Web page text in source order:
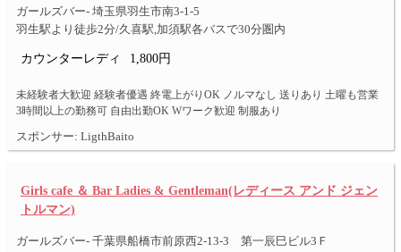
ガールズバー- 埼玉県羽生市南3-1-5
羽生駅より徒歩2分/久喜駅,加須駅各バスで30分圏内
カウンターレディ 1,800円
未経験者大歓迎 経験者優遇 終電上がりOK ノルマなし 送りあり 土曜も営業
3時間以上の勤務可 自由出勤OK Wワーク歓迎 制服あり
スポンサー: LigthBaito
Girls cafe ＆ Bar Ladies & Gentleman(レディース アンド ジェン
トルマン)
ガールズバー- 千葉県船橋市前原西2-13-3 第一辰巳ビル3Ｆ